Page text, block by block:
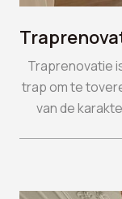
Traprenovatie
trap om te
van de